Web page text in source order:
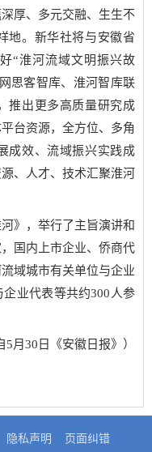
厚、多元交融、生生不
地。新华社将与安徽省
“淮河流域文明振兴故
思客智库、淮河智库联
推出更多高质量研究成
台资源，全方位、多角
成效、流域振兴实践成
、人才、技术汇聚淮河
》，举行了主旨演讲和
国内上市企业、侨商代
域城市有关单位与企业
业代表等共约300人参
5月30日《安徽日报》）
隐私声明 页面纠错